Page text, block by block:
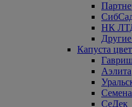
НК
Капуста
Аэлита
СеДек